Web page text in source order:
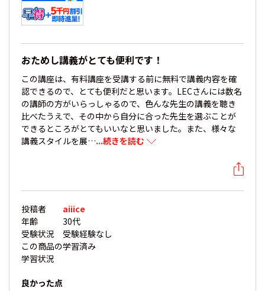
おためし講義がとても便利です！
この講座は、有料講座を受講する前に無料で講義内容を確
認できるので、とても便利だと思います。LECさんには数名
の講師の方がいらっしゃるので、色んな先生の講義を聴き
比べたうえで、その中から自分に合った先生を選ぶことが
できるところがとてもいいなと思いました。また、様々な
講義スタイルを展…...続きを読む
投稿者
aiiice
年齢
30代
受験状況
受験経験なし
この商品の
学習状況
学習済み
良かった点